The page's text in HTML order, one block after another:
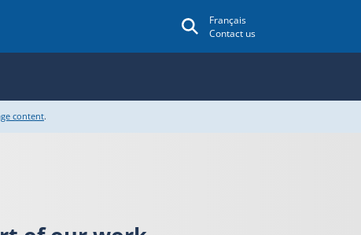
Français
Contact us
content.